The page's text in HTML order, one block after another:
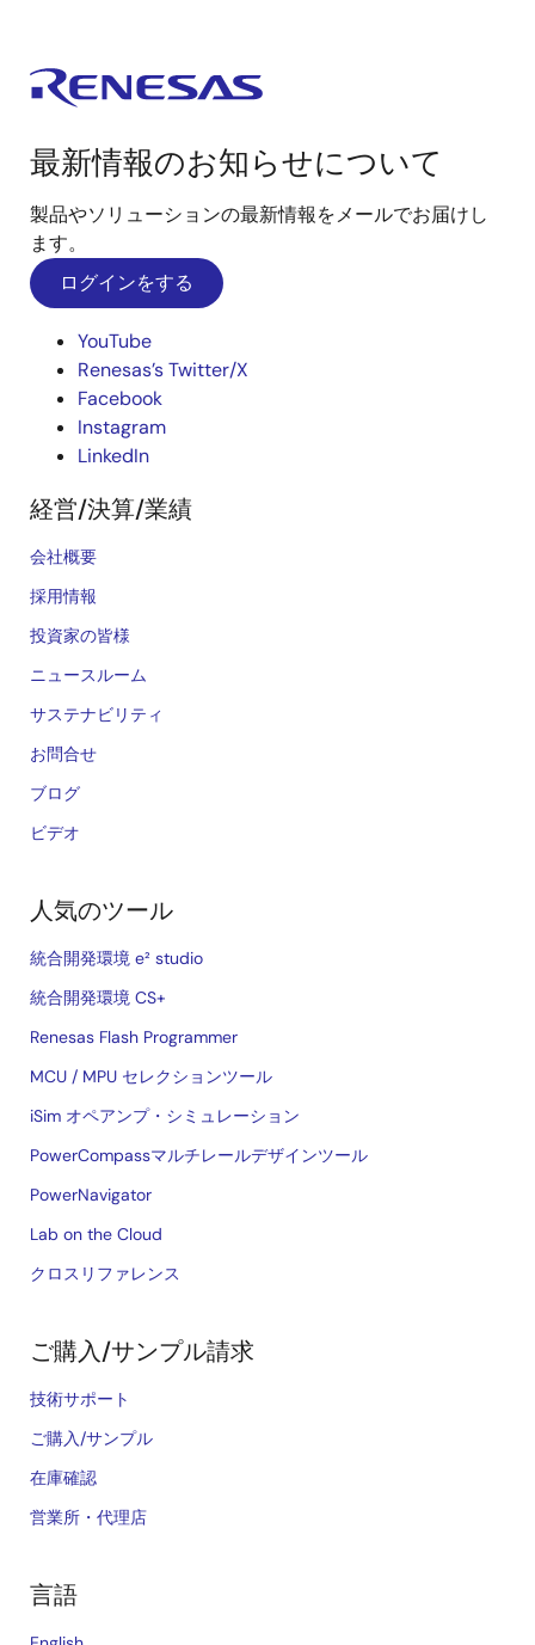
最新情報のお知らせについて
製品やソリューションの最新情報をメールでお届けし
ます。
ログインをする
YouTube
Renesas’s Twitter/X
Facebook
Instagram
LinkedIn
経営/決算/業績
会社概要
採用情報
投資家の皆様
ニュースルーム
サステナビリティ
お問合せ
ブログ
ビデオ
人気のツール
統合開発環境 e² studio
統合開発環境 CS+
Renesas Flash Programmer
MCU / MPU セレクションツール
iSim オペアンプ・シミュレーション
PowerCompassマルチレールデザインツール
PowerNavigator
Lab on the Cloud
クロスリファレンス
ご購入/サンプル請求
技術サポート
ご購入/サンプル
在庫確認
営業所・代理店
言語